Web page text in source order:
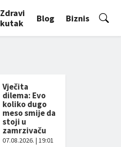
Zdravi
kutak
Blog Biznis
Vječita
dilema: Evo
koliko dugo
meso smije da
stoji u
zamrzivaču
07.08.2026. | 19:01